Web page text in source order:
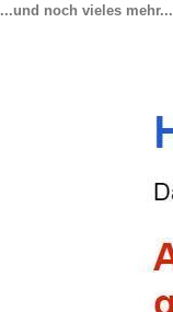
...und noch vieles mehr...